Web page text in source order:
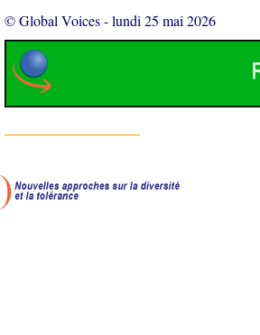
© Global Voices-lundi 25 mai 2026